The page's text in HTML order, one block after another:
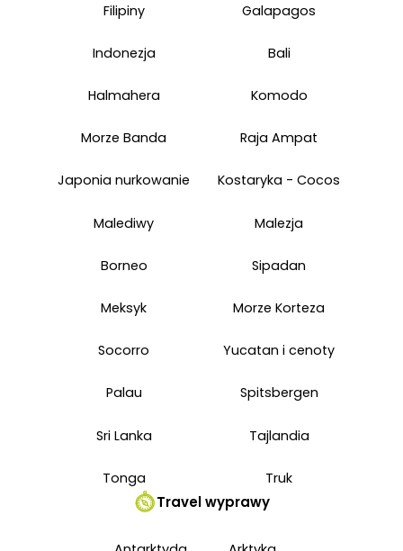
Filipiny Galapagos
Indonezja Bali
Halmahera Komodo
Morze Banda Raja Ampat
Japonia nurkowanie Kostaryka - Cocos
Malediwy Malezja
Borneo Sipadan
Meksyk Morze Korteza
Socorro Yucatan i cenoty
Palau Spitsbergen
Sri Lanka Tajlandia
Tonga Truk
Travel wyprawy